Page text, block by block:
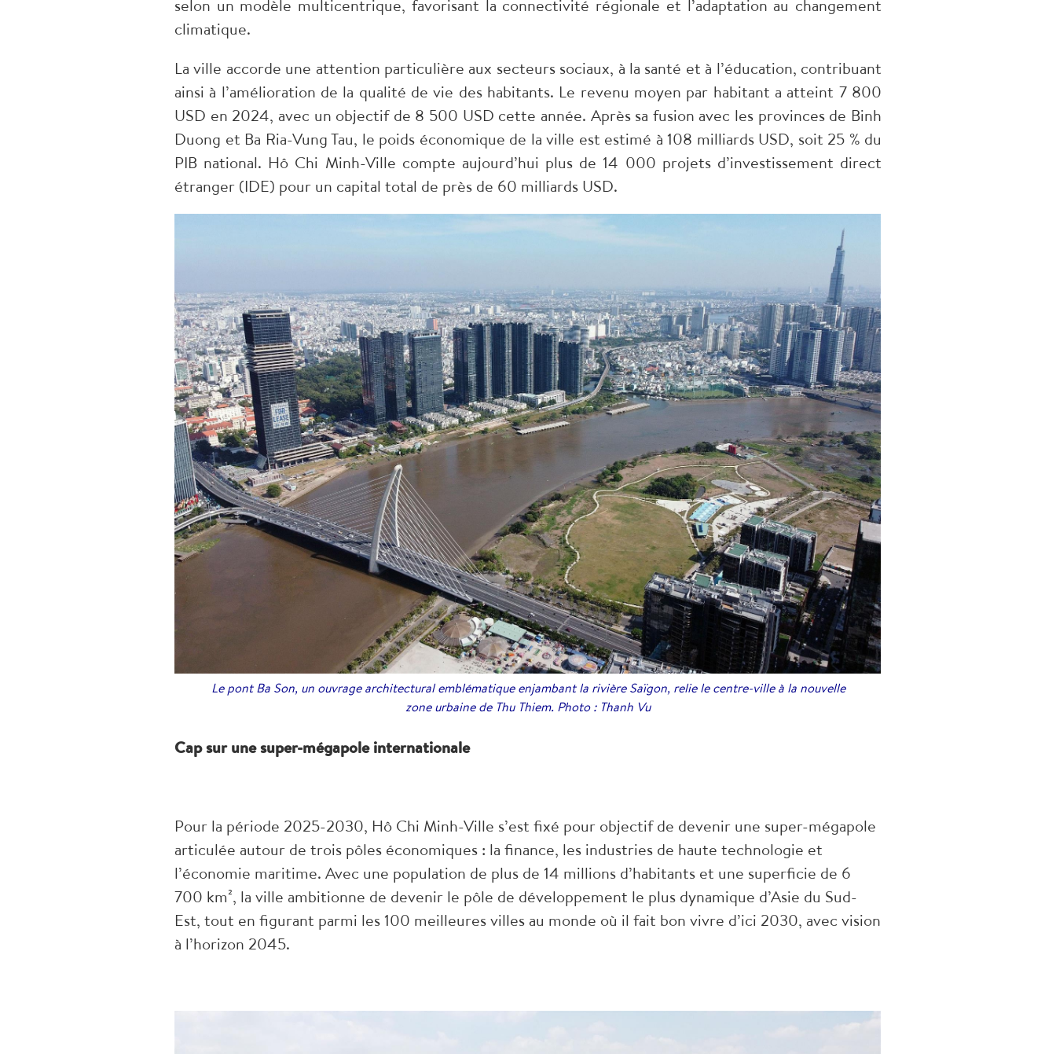
selon un modèle multicentrique, favorisant la connectivité régionale et l’adaptation au changement
climatique.
La ville accorde une attention particulière aux secteurs sociaux, à la santé et à l’éducation, contribuant
ainsi à l’amélioration de la qualité de vie des habitants. Le revenu moyen par habitant a atteint 7 800
USD en 2024, avec un objectif de 8 500 USD cette année. Après sa fusion avec les provinces de Binh
Duong et Ba Ria-Vung Tau, le poids économique de la ville est estimé à 108 milliards USD, soit 25 % du
PIB national. Hô Chi Minh-Ville compte aujourd’hui plus de 14 000 projets d’investissement direct
étranger (IDE) pour un capital total de près de 60 milliards USD.
Le pont Ba Son, un ouvrage architectural emblématique enjambant la rivière Saïgon, relie le centre-ville à la nouvelle
zone urbaine de Thu Thiem. Photo : Thanh Vu
Cap sur une super-mégapole internationale
Pour la période 2025-2030, Hô Chi Minh-Ville s’est fixé pour objectif de devenir une super-mégapole
articulée autour de trois pôles économiques : la finance, les industries de haute technologie et
l’économie maritime. Avec une population de plus de 14 millions d’habitants et une superficie de 6
700 km², la ville ambitionne de devenir le pôle de développement le plus dynamique d’Asie du Sud-
Est, tout en figurant parmi les 100 meilleures villes au monde où il fait bon vivre d’ici 2030, avec vision
à l’horizon 2045.